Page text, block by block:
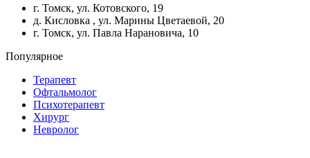
г. Томск, ул. Котовского, 19
д. Кисловка , ул. Марины Цветаевой, 20
г. Томск, ул. Павла Нарановича, 10
Популярное
Терапевт
Офтальмолог
Психотерапевт
Хирург
Невролог